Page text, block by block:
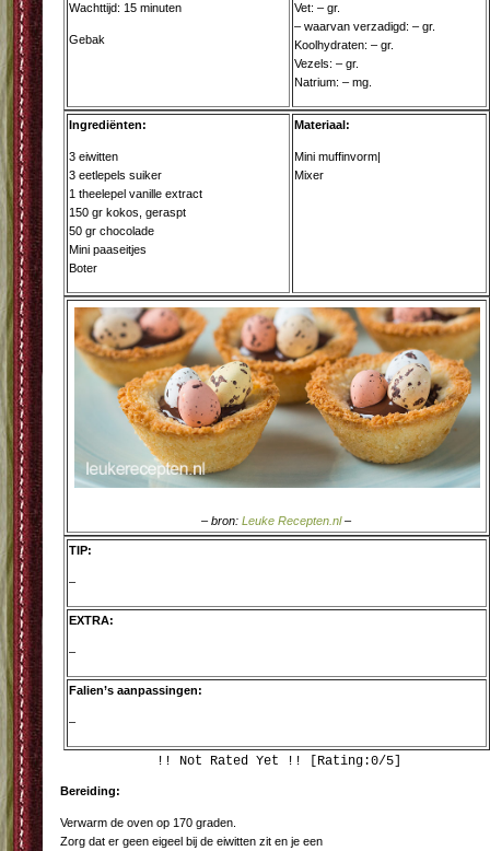
Wachttijd: 15 minuten
Gebak
Vet: – gr.
– waarvan verzadigd: – gr.
Koolhydraten: – gr.
Vezels: – gr.
Natrium: – mg.
Ingrediënten:
3 eiwitten
3 eetlepels suiker
1 theelepel vanille extract
150 gr kokos, geraspt
50 gr chocolade
Mini paaseitjes
Boter
Materiaal:
Mini muffinvorm|
Mixer
– bron:Leuke Recepten.nl–
TIP:
–
EXTRA:
–
Falien’s aanpassingen:
–
!! Not Rated Yet !! [Rating:0/5]
Bereiding:
Verwarm de oven op 170 graden.
Zorg dat er geen eigeel bij de eiwitten zit en je een